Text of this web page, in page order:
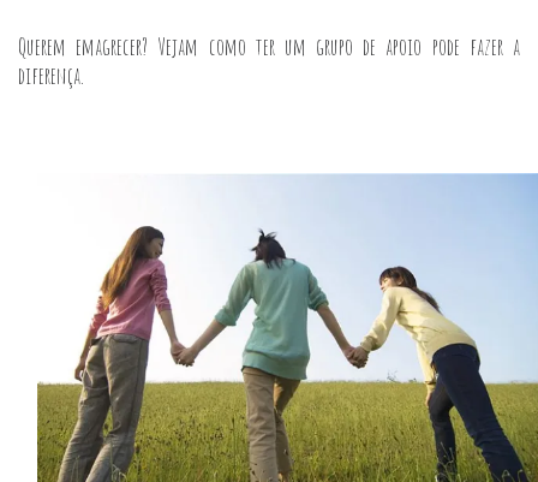
Querem emagrecer? Vejam como ter um grupo de apoio pode fazer a
diferença.